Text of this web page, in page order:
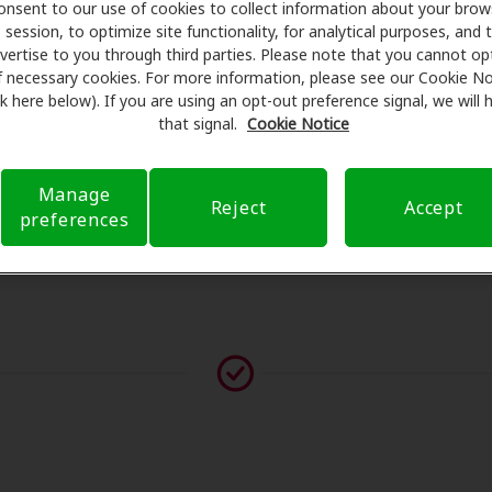
to our use of cookies to collect information about your
session, to optimize site functionality, for analytical purposes, and
to you through third parties. Please note that you cannot
necessary cookies. For more information, please see our Cookie
here below). If you are using an opt-out preference signal, we will
that signal. Cookie Notice
Manage
preferences
Reject Accept
exámenes con profesionales licenciados para
su consulta en Accucare Audiology And Hearing,
de seguro para reducir sus gastos de bolsillo y de
transparente su experiencia de atención auditiva y
preguntas sobre el seguro y con opciones de pago
contáctenos si no aparece ningún proveedor en esta